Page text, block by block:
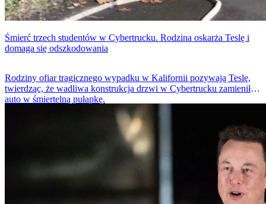
Śmierć trzech studentów w Cybertrucku. Rodzina oskarża Teslę i
domaga się odszkodowania
Rodziny ofiar tragicznego wypadku w Kalifornii pozywają Teslę,
twierdząc, że wadliwa konstrukcja drzwi w Cybertrucku zamieniła
auto w śmiertelną pułapkę.